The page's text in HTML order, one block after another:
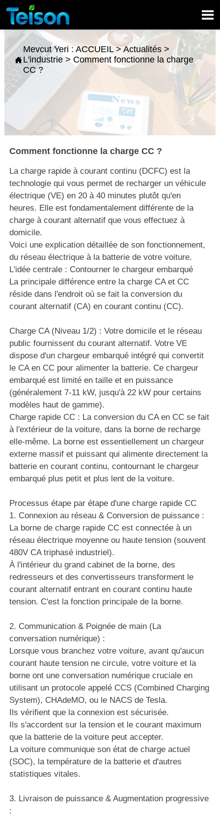


Mevcut Yeri :ACCUEIL>Actualités>
L'industrie> Comment fonctionne la charge
CC ?
Comment fonctionne la charge CC ?
La charge rapide à courant continu (DCFC) est la
technologie qui vous permet de recharger un véhicule
électrique (VE) en 20 à 40 minutes plutôt qu'en
heures. Elle est fondamentalement différente de la
charge à courant alternatif que vous effectuez à
domicile.
Voici une explication détaillée de son fonctionnement,
du réseau électrique à la batterie de votre voiture.
L'idée centrale : Contourner le chargeur embarqué
La principale différence entre la charge CA et CC
réside dans l'endroit où se fait la conversion du
courant alternatif (CA) en courant continu (CC).
Charge CA (Niveau 1/2) : Votre domicile et le réseau
public fournissent du courant alternatif. Votre VE
dispose d'un chargeur embarqué intégré qui convertit
le CA en CC pour alimenter la batterie. Ce chargeur
embarqué est limité en taille et en puissance
(généralement 7-11 kW, jusqu'à 22 kW pour certains
modèles haut de gamme).
Charge rapide CC : La conversion du CA en CC se fait
à l'extérieur de la voiture, dans la borne de recharge
elle-même. La borne est essentiellement un chargeur
externe massif et puissant qui alimente directement la
batterie en courant continu, contournant le chargeur
embarqué plus petit et plus lent de la voiture.
Processus étape par étape d'une charge rapide CC
1. Connexion au réseau & Conversion de puissance :
La borne de charge rapide CC est connectée à un
réseau électrique moyenne ou haute tension (souvent
480V CA triphasé industriel).
À l'intérieur du grand cabinet de la borne, des
redresseurs et des convertisseurs transforment le
courant alternatif entrant en courant continu haute
tension. C'est la fonction principale de la borne.
2. Communication & Poignée de main (La
conversation numérique) :
Lorsque vous branchez votre voiture, avant qu'aucun
courant haute tension ne circule, votre voiture et la
borne ont une conversation numérique cruciale en
utilisant un protocole appelé CCS (Combined Charging
System), CHAdeMO, ou le NACS de Tesla.
Ils vérifient que la connexion est sécurisée.
Ils s'accordent sur la tension et le courant maximum
que la batterie de la voiture peut accepter.
La voiture communique son état de charge actuel
(SOC), la température de la batterie et d'autres
statistiques vitales.
3. Livraison de puissance & Augmentation progressive
: